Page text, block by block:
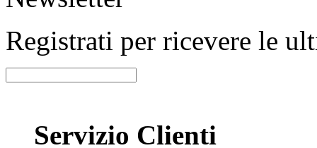
Registrati per ricevere le
Servizio Clienti